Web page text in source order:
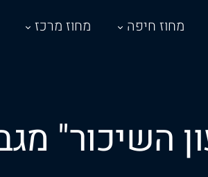
מחוז חיפה מחוז מרכז
השיכור"